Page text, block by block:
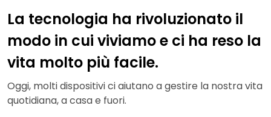
La tecnologia ha rivoluzionato il
modo in cui viviamo e ci ha reso la
vita molto più facile.
Oggi, molti dispositivi ci aiutano a gestire la nostra vita
quotidiana, a casa e fuori.